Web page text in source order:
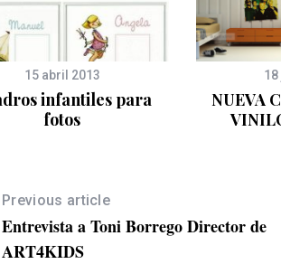
15 abril 2013
infantiles para
fotos
NUEVA
Previous article
Entrevista a Toni Borrego Director de
ART4KIDS